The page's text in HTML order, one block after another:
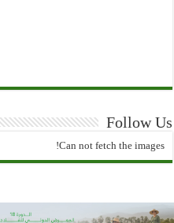
Follow Us
Can not fetch the images!